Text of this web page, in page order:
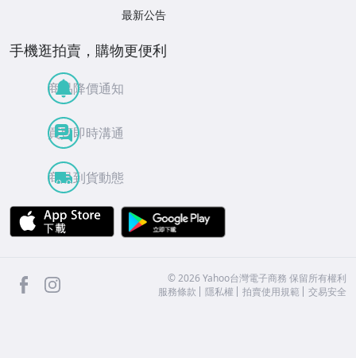
最新公告
手機逛拍賣，購物更便利
商品降價通知
買賣即時溝通
商品到貨動態
APP Store
facebook ©2026 Yahoo台灣電子商務 保留所有權利
服務條款
隱私權 拍賣使用規範 交易安全